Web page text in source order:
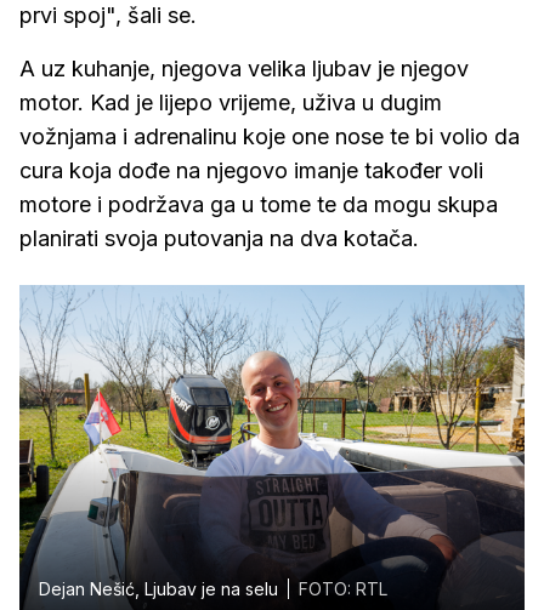
prvi spoj", šali se.
A uz kuhanje, njegova velika ljubav je njegov
motor. Kad je lijepo vrijeme, uživa u dugim
vožnjama i adrenalinu koje one nose te bi volio da
cura koja dođe na njegovo imanje također voli
motore i podržava ga u tome te da mogu skupa
planirati svoja putovanja na dva kotača.
Dejan Nešić, Ljubav je na selu FOTO: RTL